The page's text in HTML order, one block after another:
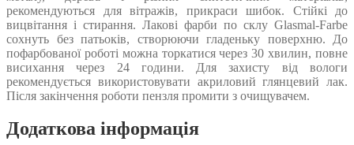
рекомендуються для вітражів, прикраси шибок. Стійкі до
вицвітання і стирання. Лакові фарби по склу Glasmal-Farbe
сохнуть без патьоків, створюючи гладеньку поверхню. До
пофарбованої роботі можна торкатися через 30 хвилин, повне
висихання через 24 години. Для захисту від вологи
рекомендується використовувати акриловий глянцевий лак.
Після закінчення роботи пензля промити з очищувачем.
Додаткова інформація